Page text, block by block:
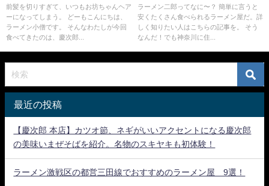
の美味いまぜそばを紹介。名物
のスキヤキも初体験！
前髪を切りすぎて、いつもお坊ちゃんヘア
ーになってしまう。 どーもこんにちは、
ラーメン小僧です。 そんなわたしが今回
食べてきたのは、慶次郎...
発表！！！
ラーメン二郎ってなに〜？ 簡単に言うと
安くたくさん食べられるラーメン屋だ。詳
しく知りたい人はこちらの記事を。 そう
なんだ！でも神奈川に住...
最近の投稿
【慶次郎 本店】カツオ節、ネギがいいアクセントになる慶次郎
の美味いまぜそばを紹介。名物のスキヤキも初体験！
ラーメン激戦区の都営三田線でおすすめのラーメン屋 9選！